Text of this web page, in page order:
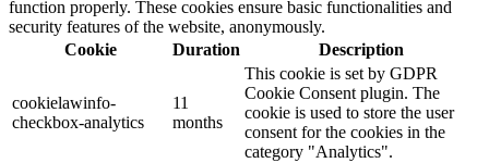
function properly. These cookies ensure basic functionalities and
security features of the website, anonymously.
Cookie
Duration Description
cookielawinfo-
checkbox-analytics
11
months
This cookie is set by GDPR
Cookie Consent plugin. The
cookie is used to store the user
consent for the cookies in the
category "Analytics".